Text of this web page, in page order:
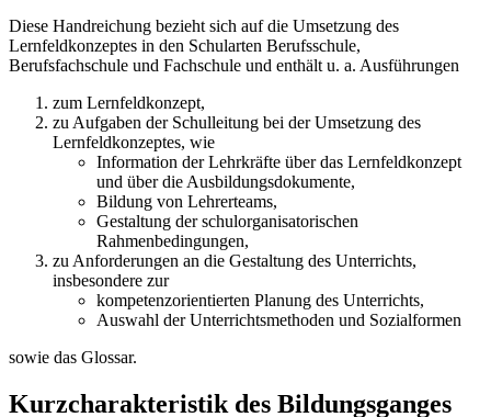
Diese Handreichung bezieht sich auf die Umsetzung des
Lernfeldkonzeptes in den Schul­arten Berufsschule,
Berufsfachschule und Fachschule und enthält u. a. Ausführungen
zum Lernfeldkonzept,
zu Aufgaben der Schulleitung bei der Umsetzung des
Lernfeldkonzeptes, wie
Information der Lehrkräfte über das Lernfeldkonzept
und über die Ausbildungsdokumente,
Bildung von Lehrerteams,
Gestaltung der schulorganisatorischen
Rahmenbedingungen,
zu Anforderungen an die Gestaltung des Unterrichts,
insbesondere zur
kompetenzorientierten Planung des Unterrichts,
Auswahl der Unterrichtsmethoden und Sozialformen
sowie das Glossar.
Kurzcharakteristik des Bildungsganges